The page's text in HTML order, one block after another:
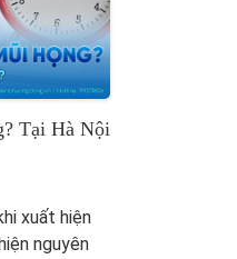
Tại Hà Nội
xuất hiện
nguyên